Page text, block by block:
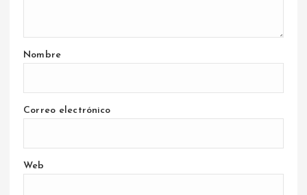
Nombre
Correo electrónico
Web